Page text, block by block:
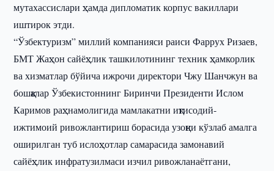
мутахассислари ҳамда дипломатик корпус вакиллари
иштирок этди.
“Ўзбектуризм” миллий компанияси раиси Фаррух Ризаев,
БМТ Жаҳон сайёҳлик ташкилотининг техник ҳамкорлик
ва хизматлар бўйича ижрочи директори Чжу Шанчжун ва
бошқалар Ўзбекистоннинг Биринчи Президенти Ислом
Каримов раҳнамолигида мамлакатни иқтисодий-
ижтимоий ривожлантириш борасида узоқни кўзлаб амалга
оширилган туб ислоҳотлар самарасида замонавий
сайёҳлик инфратузилмаси изчил ривожланаётгани,